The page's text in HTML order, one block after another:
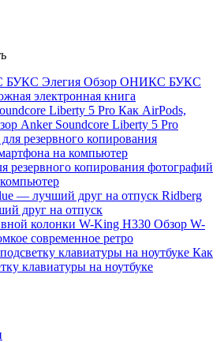
Обзор ОНИКС БУКС
электронная книга
Как AirPods,
Anker Soundcore Liberty 5 Pro
резервного копирования фотографий
Ridberg
друг на отпуск
Обзор W-
современное ретро
Как
клавиатуры на ноутбуке